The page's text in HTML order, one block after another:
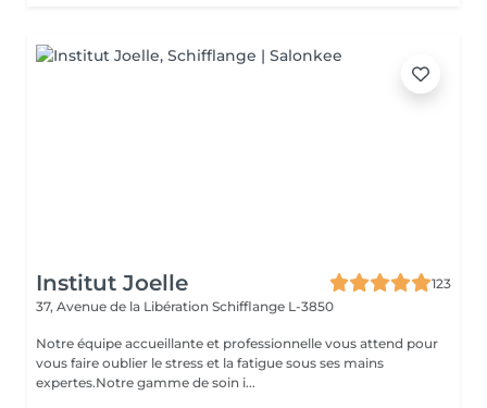
Institut Joelle
123
37, Avenue de la Libération Schifflange L-3850
Notre équipe accueillante et professionnelle vous attend pour
vous faire oublier le stress et la fatigue sous ses mains
expertes.Notre gamme de soin i...